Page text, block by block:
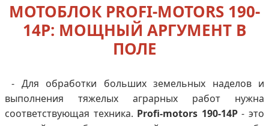
МОТОБЛОК PROFI-MOTORS 190-
14P: МОЩНЫЙ АРГУМЕНТ В
ПОЛЕ
- Для обработки больших земельных наделов и
выполнения тяжелых аграрных работ нужна
соответствующая техника. Profi-motors 190-14P- это